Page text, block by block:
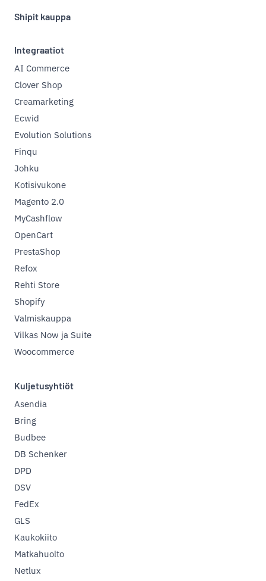
Shipit kauppa
Integraatiot
AI Commerce
Clover Shop
Creamarketing
Ecwid
Evolution Solutions
Finqu
Johku
Kotisivukone
Magento 2.0
MyCashflow
OpenCart
PrestaShop
Refox
Rehti Store
Shopify
Valmiskauppa
Vilkas Now ja Suite
Woocommerce
Kuljetusyhtiöt
Asendia
Bring
Budbee
DB Schenker
DPD
DSV
FedEx
GLS
Kaukokiito
Matkahuolto
Netlux